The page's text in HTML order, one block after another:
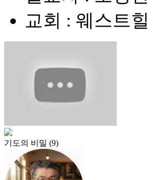
교회 : 웨스트힐
기도의 비밀 (9)